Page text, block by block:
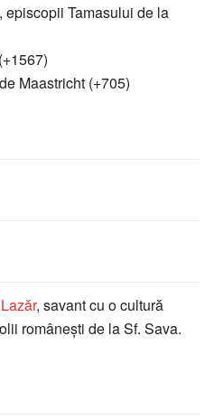
Tamasului de la
Maastricht (+705)
, savant cu o cultură
românești de la Sf. Sava.